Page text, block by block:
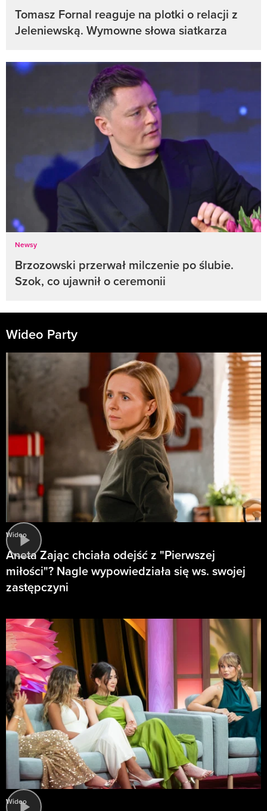
Tomasz Fornal reaguje na plotki o relacji z
Jeleniewską. Wymowne słowa siatkarza
Newsy
Brzozowski przerwał milczenie po ślubie.
Szok, co ujawnił o ceremonii
Wideo Party
Wideo
Aneta Zając chciała odejść z "Pierwszej
miłości"? Nagle wypowiedziała się ws. swojej
zastępczyni
Wideo